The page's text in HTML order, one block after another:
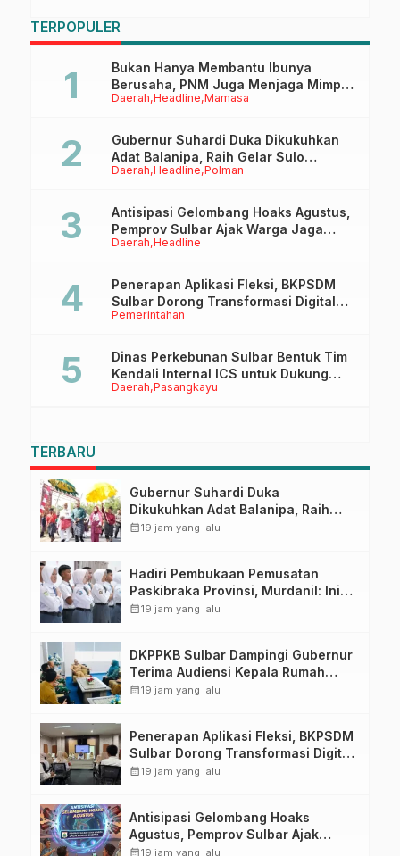
TERPOPULER
Daerah Headline Mamasa
Bukan Hanya Membantu Ibunya
Berusaha, PNM Juga Menjaga Mimpi
Anaknya Untuk Menggapai Cita-Cita
Daerah Headline Polman
Gubernur Suhardi Duka Dikukuhkan
Adat Balanipa, Raih Gelar Sulo
Tappidena
Daerah Headline
Antisipasi Gelombang Hoaks Agustus,
Pemprov Sulbar Ajak Warga Jaga
Ruang Digital
Pemerintahan
Penerapan Aplikasi Fleksi, BKPSDM
Sulbar Dorong Transformasi Digital
Sistem Kehadiran ASN
Daerah Pasangkayu
Dinas Perkebunan Sulbar Bentuk Tim
Kendali Internal ICS untuk Dukung
Sertifikasi ISPO Pekebun di
TERBARU
Gubernur Suhardi Duka
Dikukuhkan Adat Balanipa, Raih
Gelar Sulo Tappidena
calendar_month19 jam yang lalu
Hadiri Pembukaan Pemusatan
Paskibraka Provinsi, Murdanil: Ini
Membentuk Karakter Hingga
calendar_month19 jam yang lalu
DKPPKB Sulbar Dampingi Gubernur
Terima Audiensi Kepala Rumah
Sakit TK. III Punggawa Malolo
calendar_month19 jam yang lalu
Penerapan Aplikasi Fleksi, BKPSDM
Sulbar Dorong Transformasi Digital
Sistem Kehadiran ASN
calendar_month19 jam yang lalu
Antisipasi Gelombang Hoaks
Agustus, Pemprov Sulbar Ajak
Warga Jaga Ruang Digital
calendar_month19 jam yang lalu